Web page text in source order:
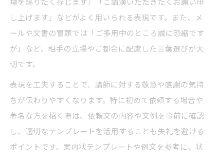
し上げます」などがよく用いられる表現です。また、メ
ールや文書の冒頭では「ご多用中のところ誠に恐縮です
が」など、相手の立場やご都合に配慮した言葉選びが大
切です。
表現を工夫することで、講師に対する敬意や感謝の気持
ちが伝わりやすくなります。特に初めて依頼する場合や
著名な方を招く際は、依頼文の内容や文例を事前に確認
し、適切なテンプレートを活用することも失礼を避ける
ポイントです。案内状テンプレートや例文を参考に、状